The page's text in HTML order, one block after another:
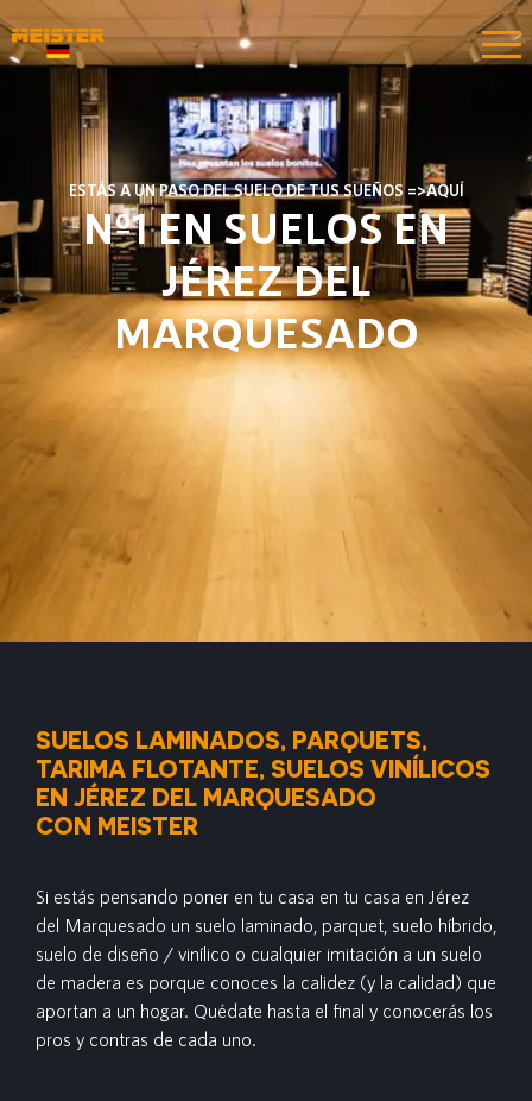
ESTÁS A UN PASO DEL SUELO DE TUS SUEÑOS =>AQUÍ​​
Nº1 EN SUELOS EN
JÉREZ DEL
MARQUESADO
SUELOS LAMINADOS, PARQUETS,
TARIMA FLOTANTE, SUELOS VINÍLICOS
EN JÉREZ DEL MARQUESADO
CON MEISTER
Si estás pensando poner en tu casa en tu casa en Jérez
del Marquesado un suelo laminado, parquet, suelo híbrido,
suelo de diseño / vinílico o cualquier imitación a un suelo
de madera es porque conoces la calidez (y la calidad) que
aportan a un hogar. Quédate hasta el final y conocerás los
pros y contras de cada uno.